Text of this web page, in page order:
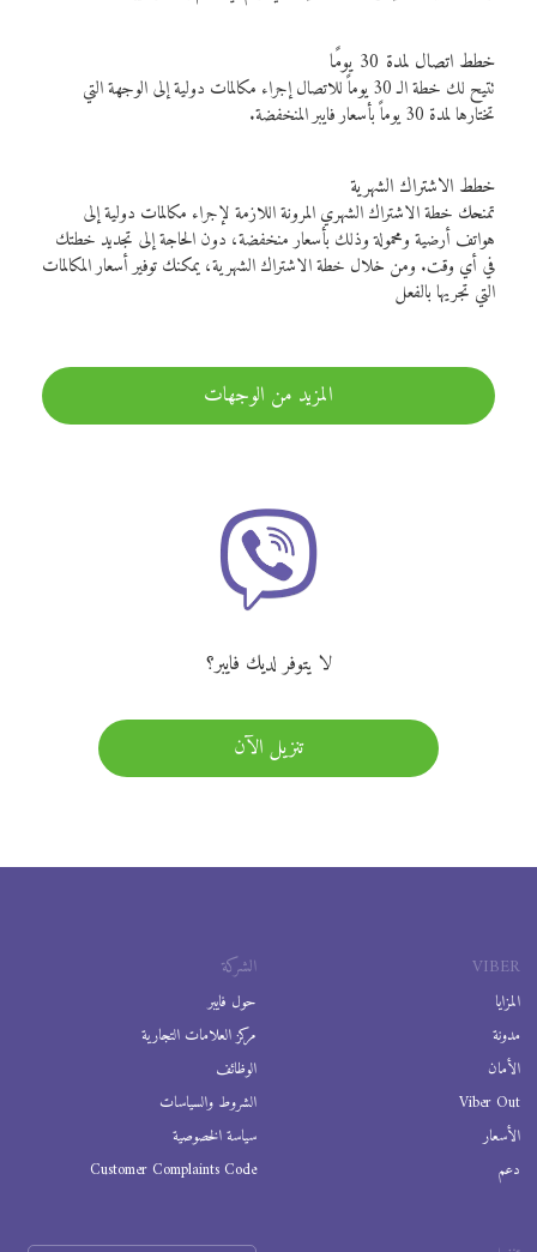
خطط اتصال لمدة 30 يومًا
تتيح لك خطة الـ 30 يوماً للاتصال إجراء مكالمات دولية إلى الوجهة التي
تختارها لمدة 30 يوماً بأسعار فايبر المنخفضة.
خطط الاشتراك الشهرية
تمنحك خطة الاشتراك الشهري المرونة اللازمة لإجراء مكالمات دولية إلى
هواتف أرضية ومحمولة وذلك بأسعار منخفضة، دون الحاجة إلى تجديد خطتك
في أي وقت. ومن خلال خطة الاشتراك الشهرية، يمكنك توفير أسعار المكالمات
التي تجريها بالفعل
المزيد من الوجهات
لا يتوفر لديك فايبر؟
تنزيل الآن
VIBER
المزايا
مدونة
الأمان
Viber Out
الأسعار
دعم
الشركة
حول فايبر
مركز العلامات التجارية
الوظائف
الشروط والسياسات
سياسة الخصوصية
Customer Complaints Code